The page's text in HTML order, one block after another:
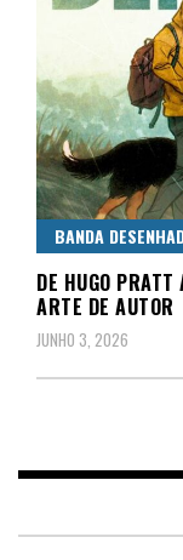
BANDA
DE HUGO
ARTE DE AUTOR
JUNHO 3, 2026